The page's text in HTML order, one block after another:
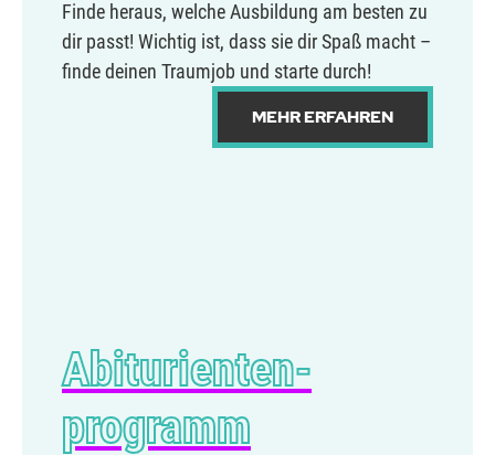
Finde heraus, welche Ausbildung am besten zu
dir passt! Wichtig ist, dass sie dir Spaß macht –
finde deinen Traumjob und starte durch!
MEHR ERFAHREN
Abiturienten­
programm